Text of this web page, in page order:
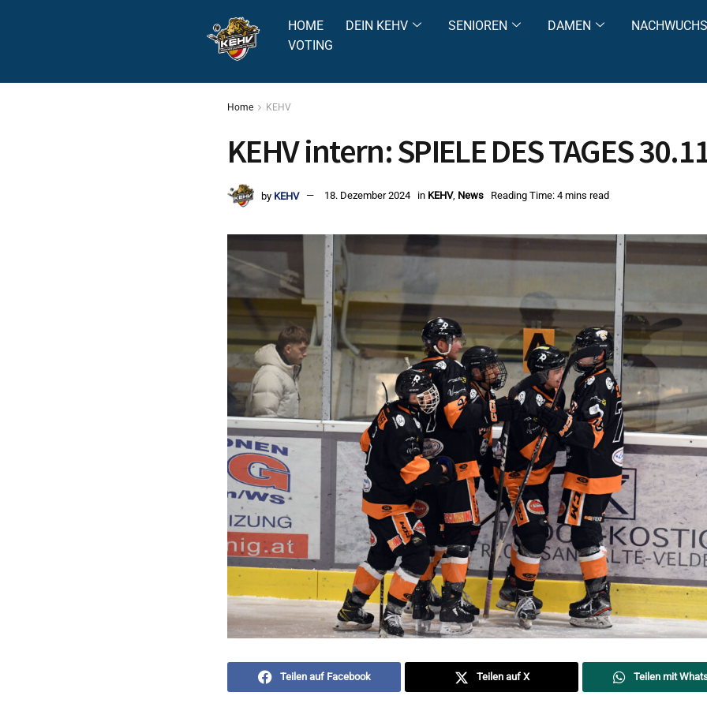
HOME DEIN KEHV SENIOREN DAMEN
NACHWUCHS
VOTING
Home KEHV
KEHV intern: SPIELE DES TAGES
by KEHV 18. Dezember 2024 in KEHV, News Reading Time: 4 mins read
Teilen auf Facebook Teilen auf X Teilen mit